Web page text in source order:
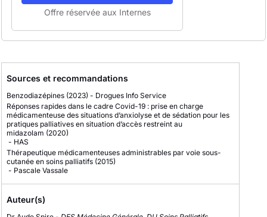
Offre réservée aux Internes
Sources et recommandations
Benzodiazépines (2023) - Drogues Info Service
Réponses rapides dans le cadre Covid-19 : prise en charge
médicamenteuse des situations d’anxiolyse et de sédation pour les
pratiques palliatives en situation d’accès restreint au
midazolam (2020)
- HAS
Thérapeutique médicamenteuses administrables par voie sous-
cutanée en soins palliatifs (2015)
- Pascale Vassale
Auteur(s)